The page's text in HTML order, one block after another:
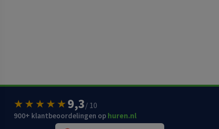
★★★★★9,3/ 10
900+ klantbeoordelingen op huren.nl